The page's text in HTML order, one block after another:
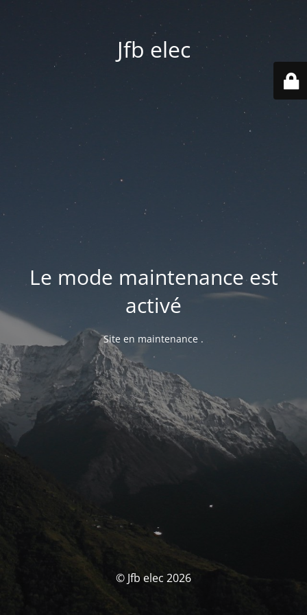
Jfb elec
Le mode maintenance est
activé
Site en maintenance .
© Jfb elec 2026